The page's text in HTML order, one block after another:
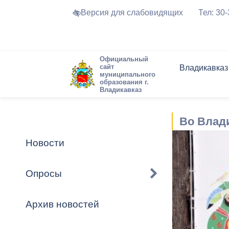
Версия для слабовидящих Тел:
Официальный
сайт
муниципального
образования г.
Владикавказ
Владикавказ
Устав
Города-
городского
Торги и
Программа
Формы
Обратная
Комиссии
График
Новостная
Актуально
Новости
Опросы
Архив новостей
Во